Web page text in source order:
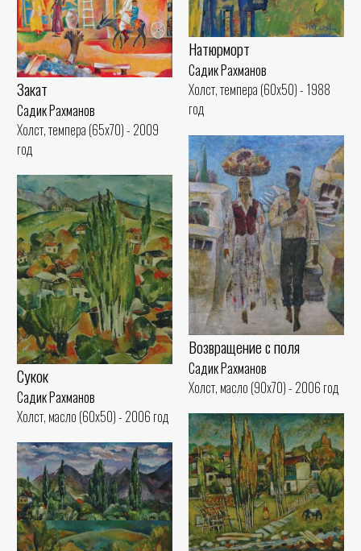
Натюрморт
Садик Рахманов
Холст, темпера (60x50) - 1988
год
Закат
Садик Рахманов
Холст, темпера (65x70) - 2009
год
Возвращение с поля
Садик Рахманов
Холст, масло (90x70) - 2006 год
Сукок
Садик Рахманов
Холст, масло (60x50) - 2006 год